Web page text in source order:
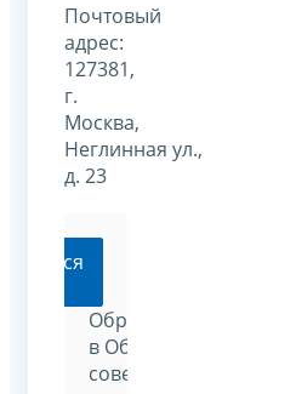
Почтовый
адрес:
127381,
г.
Москва,
Неглинная ул.,
д. 23
Обратиться
в Общественный
совет